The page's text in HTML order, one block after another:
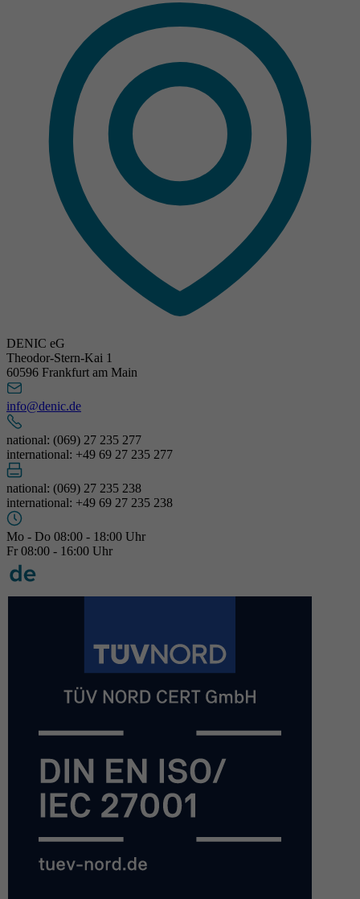
DENIC eG
Theodor-Stern-Kai 1
60596 Frankfurt am Main
info@denic.de
national: (069) 27 235 277
international: +49 69 27 235 277
national: (069) 27 235 238
international: +49 69 27 235 238
Mo - Do 08:00 - 18:00 Uhr
Fr 08:00 - 16:00 Uhr